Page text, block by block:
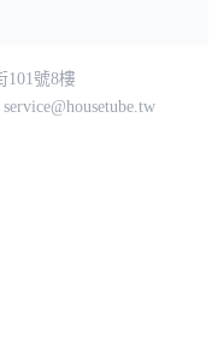
101號8樓
service@housetube.tw